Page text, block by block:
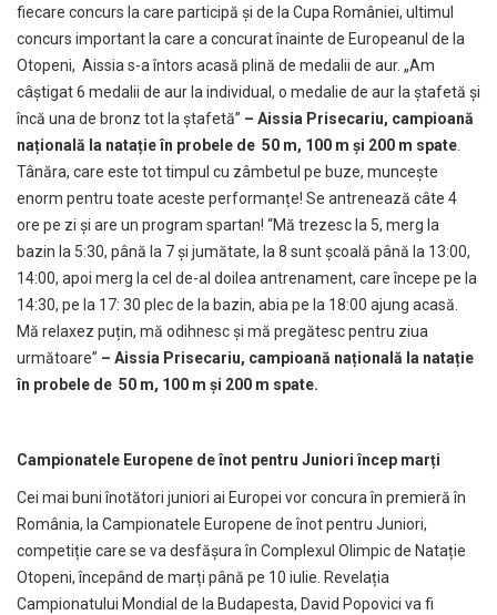
fiecare concurs la care participă și de la Cupa României, ultimul
concurs important la care a concurat înainte de Europeanul de la
Otopeni, Aissia s-a întors acasă plină de medalii de aur. „Am
câștigat 6 medalii de aur la individual, o medalie de aur la ștafetă și
încă una de bronz tot la ștafetă” – Aissia Prisecariu, campioană
națională la natație în probele de 50 m, 100 m și 200 m spate.
Tânăra, care este tot timpul cu zâmbetul pe buze, muncește
enorm pentru toate aceste performanțe! Se antrenează câte 4
ore pe zi și are un program spartan! “Mă trezesc la 5, merg la
bazin la 5:30, până la 7 și jumătate, la 8 sunt școală până la 13:00,
14:00, apoi merg la cel de-al doilea antrenament, care începe pe la
14:30, pe la 17: 30 plec de la bazin, abia pe la 18:00 ajung acasă.
Mă relaxez puțin, mă odihnesc și mă pregătesc pentru ziua
următoare” – Aissia Prisecariu, campioană națională la natație
în probele de 50 m, 100 m și 200 m spate.
Campionatele Europene de înot pentru Juniori încep marți
Cei mai buni înotători juniori ai Europei vor concura în premieră în
România, la Campionatele Europene de înot pentru Juniori,
competiție care se va desfășura în Complexul Olimpic de Natație
Otopeni, începând de marți până pe 10 iulie. Revelația
Campionatului Mondial de la Budapesta, David Popovici va fi